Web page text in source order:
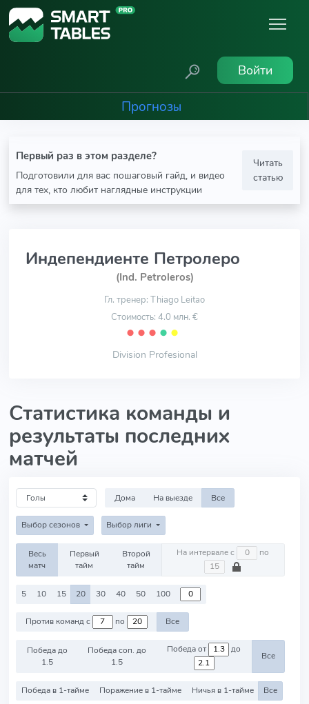
Войти
Прогнозы
Первый раз в этом разделе?
Подготовили для вас пошаговый гайд, и видео
для тех, кто любит наглядные инструкции
Читать
статью
Индепендиенте Петролеро
(Ind. Petroleros)
Гл. тренер: Thiago Leitao
Стоимость: 4.0 млн. €
⬤ ⬤ ⬤ ⬤ ⬤
Division Profesional
Статистика команды и
результаты последних
матчей
Дома На выезде Все
Выбор сезонов Выбор лиги
Весь
матч
Первый
тайм
Второй
тайм
На интервале с по
5 10 15 20 30 40 50 100
Против команд с по Все
Победа до
1.5
Победа соп. до
1.5
Победа от до
Все
Победа в 1-тайме Поражение в 1-тайме Ничья в 1-тайме Все